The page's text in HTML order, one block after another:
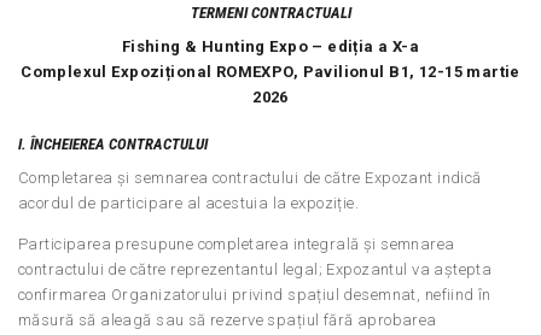
TERMENI CONTRACTUALI
Fishing & Hunting Expo – ediția a X-a
Complexul Expozițional ROMEXPO, Pavilionul B1, 12-15 martie
2026
I. ÎNCHEIEREA CONTRACTULUI
Completarea și semnarea contractului de către Expozant indică
acordul de participare al acestuia la expoziție.
Participarea presupune completarea integrală și semnarea
contractului de către reprezentantul legal; Expozantul va aștepta
confirmarea Organizatorului privind spațiul desemnat, nefiind în
măsură să aleagă sau să rezerve spațiul fără aprobarea